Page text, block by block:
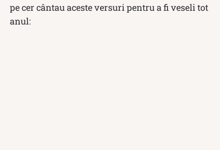
pe cer cântau aceste versuri pentru a fi veseli tot
anul: